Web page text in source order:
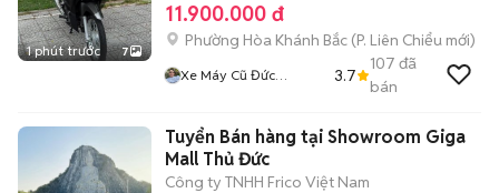
1 phút trước 7
11.900.000 đ
Phường Hòa Khánh Bắc (P. Liên Chiểu mới)
Xe Máy Cũ Đức
3.7
107 đã
bán
Tuyển Bán hàng tại Showroom Giga
Mall Thủ Đức
Công ty TNHH Frico Việt Nam